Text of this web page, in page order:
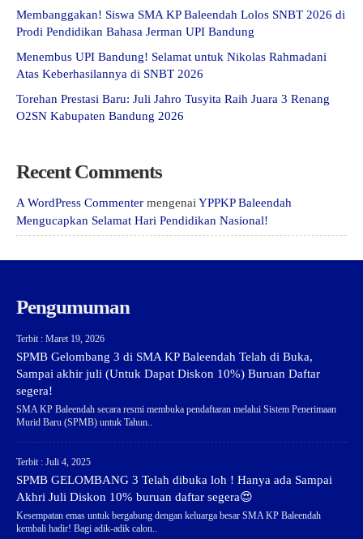
Membanggakan! Siswa SMA KP Baleendah Lolos SNBT 2026 di
Prodi Pendidikan Bahasa Jerman UPI Bandung
Menembus UPI Bandung! Selamat untuk Nikolas Rahmadani
Atas Keberhasilannya di SNBT 2026
Torehan Prestasi Baru: Juli Jahro Tusyita Raih Juara 3 Renang
O2SN Kabupaten Bandung 2026
Recent Comments
A WordPress Commenter mengenai YPPKP Baleendah
Mengucapkan Selamat Hari Pendidikan Nasional!
Pengumuman
Terbit : Maret 19, 2026
SPMB Gelombang 3 di SMA KP Baleendah Telah di Buka,
Sampai akhir juli (Untuk Dapat Diskon 10%) Buruan Daftar
segera!
SMA KP Baleendah secara resmi membuka pendaftaran melalui Sistem Penerimaan
Murid Baru (SPMB) untuk Tahun..
Terbit : Juli 4, 2025
SPMB GELOMBANG 3 Telah dibuka loh ! Hanya ada Sampai
Akhri Juli Diskon 10% buruan daftar segera😍
Kesempatan emas untuk bergabung dengan keluarga besar SMA KP Baleendah
kembali hadir! Bagi adik-adik calon..